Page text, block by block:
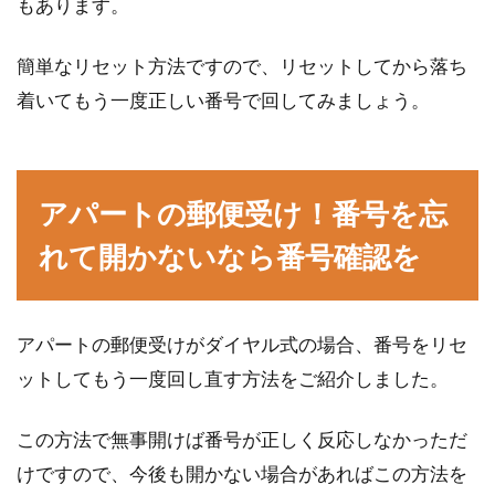
い！」そんな方のために、できるだけわかりや
すく、箇所別...
支払いは交渉が可能？
アパートや賃貸マンションに住んでいると、家
賃だけでなく「更新料」がかかる時期がありま
新築の家は決めることがいっぱい！
天井や壁のクロスの選び方
もあります。
簡単なリセット方法ですので、リセットしてから落ち
着いてもう一度正しい番号で回してみましょう。
アパートの郵便受け！番号を忘
れて開かないなら番号確認を
アパートの郵便受けがダイヤル式の場合、番号をリセ
ットしてもう一度回し直す方法をご紹介しました。
この方法で無事開けば番号が正しく反応しなかっただ
けですので、今後も開かない場合があればこの方法を